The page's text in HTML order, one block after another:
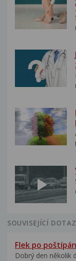
SOUVISEJÍCÍ
Flek po
Dobrý den několik